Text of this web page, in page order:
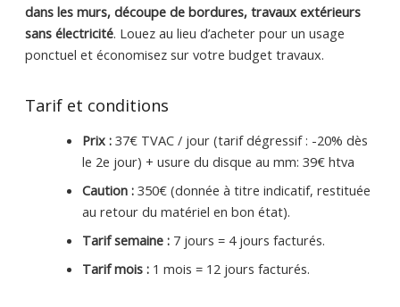
dans les murs, découpe de bordures, travaux extérieurs
sans électricité. Louez au lieu d’acheter pour un usage
ponctuel et économisez sur votre budget travaux.
Tarif et conditions
Prix :37€ TVAC / jour (tarif dégressif : -20% dès
le 2e jour) + usure du disque au mm: 39€ htva
Caution :350€ (donnée à titre indicatif, restituée
au retour du matériel en bon état).
Tarif semaine :7 jours = 4 jours facturés.
Tarif mois :1 mois = 12 jours facturés.